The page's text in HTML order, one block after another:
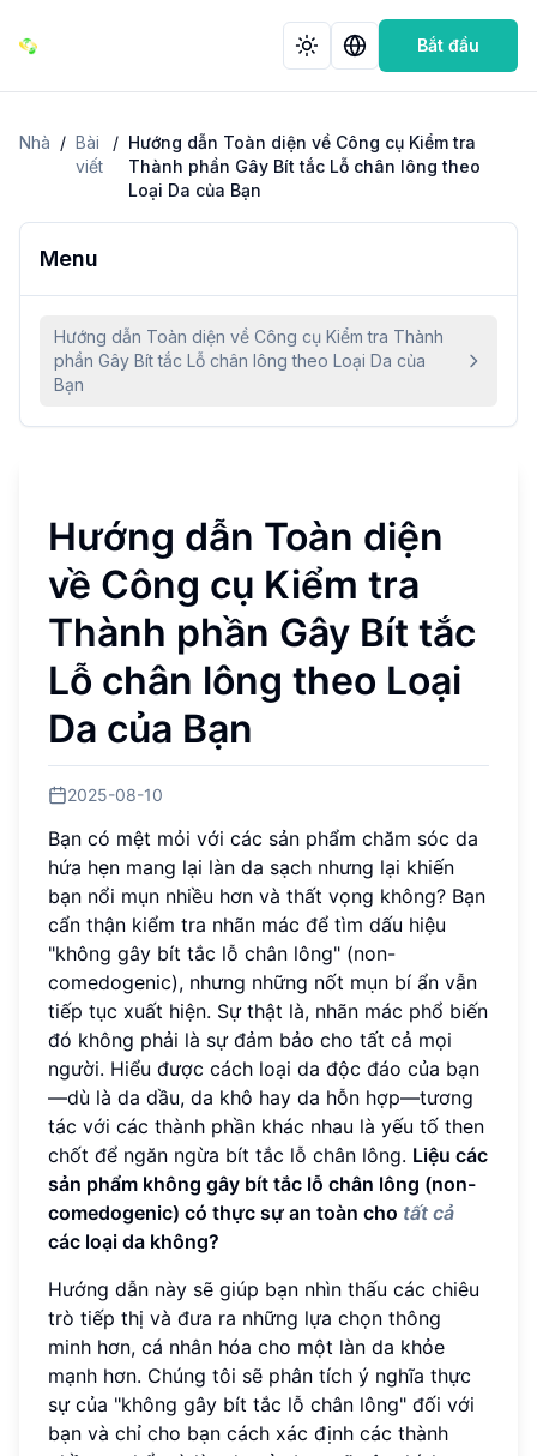
Bắt đầu
Nhà / Bài
viết
/ Hướng dẫn Toàn diện về Công cụ Kiểm tra
Thành phần Gây Bít tắc Lỗ chân lông theo
Loại Da của Bạn
Menu
Hướng dẫn Toàn diện về Công cụ Kiểm tra Thành
phần Gây Bít tắc Lỗ chân lông theo Loại Da của
Bạn
Hướng dẫn Toàn diện
về Công cụ Kiểm tra
Thành phần Gây Bít tắc
Lỗ chân lông theo Loại
Da của Bạn
2025-08-10
Bạn có mệt mỏi với các sản phẩm chăm sóc da
hứa hẹn mang lại làn da sạch nhưng lại khiến
bạn nổi mụn nhiều hơn và thất vọng không? Bạn
cẩn thận kiểm tra nhãn mác để tìm dấu hiệu
"không gây bít tắc lỗ chân lông" (non-
comedogenic), nhưng những nốt mụn bí ẩn vẫn
tiếp tục xuất hiện. Sự thật là, nhãn mác phổ biến
đó không phải là sự đảm bảo cho tất cả mọi
người. Hiểu được cách loại da độc đáo của bạn
—dù là da dầu, da khô hay da hỗn hợp—tương
tác với các thành phần khác nhau là yếu tố then
chốt để ngăn ngừa bít tắc lỗ chân lông. Liệu các
sản phẩm không gây bít tắc lỗ chân lông (non-
comedogenic) có thực sự an toàn cho tất cả
các loại da không?
Hướng dẫn này sẽ giúp bạn nhìn thấu các chiêu
trò tiếp thị và đưa ra những lựa chọn thông
minh hơn, cá nhân hóa cho một làn da khỏe
mạnh hơn. Chúng tôi sẽ phân tích ý nghĩa thực
sự của "không gây bít tắc lỗ chân lông" đối với
bạn và chỉ cho bạn cách xác định các thành